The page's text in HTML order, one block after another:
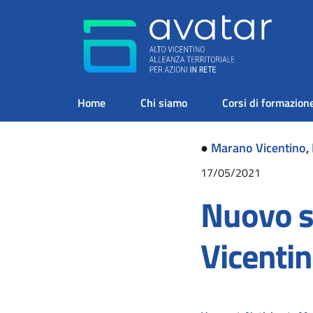
Home Chi siamo Corsi di
● Marano Vicentino,
17/05/2021
Nuovo